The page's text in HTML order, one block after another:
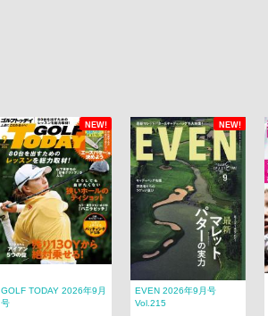
NEW! NEW!
GOLF TODAY 2026年9月
号
EVEN 2026年9月号
Vol.215